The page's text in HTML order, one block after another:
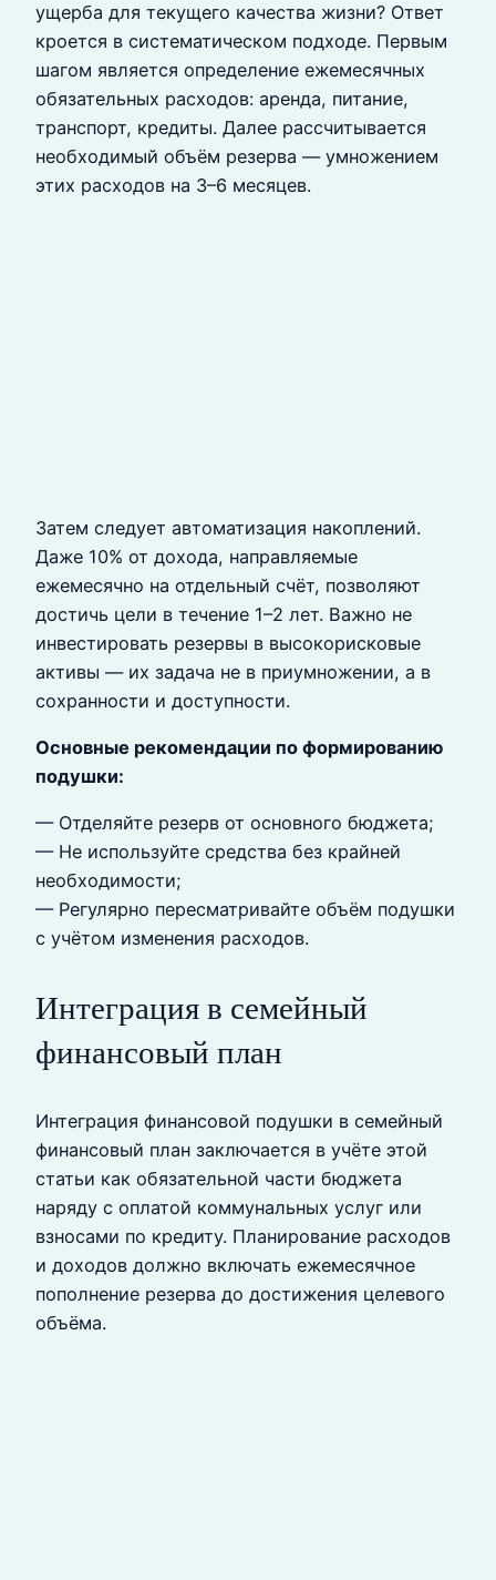
ущерба для текущего качества жизни? Ответ
кроется в систематическом подходе. Первым
шагом является определение ежемесячных
обязательных расходов: аренда, питание,
транспорт, кредиты. Далее рассчитывается
необходимый объём резерва — умножением
этих расходов на 3–6 месяцев.
Затем следует автоматизация накоплений.
Даже 10% от дохода, направляемые
ежемесячно на отдельный счёт, позволяют
достичь цели в течение 1–2 лет. Важно не
инвестировать резервы в высокорисковые
активы — их задача не в приумножении, а в
сохранности и доступности.
Основные рекомендации по формированию
подушки:
— Отделяйте резерв от основного бюджета;
— Не используйте средства без крайней
необходимости;
— Регулярно пересматривайте объём подушки
с учётом изменения расходов.
Интеграция в семейный
финансовый план
Интеграция финансовой подушки в семейный
финансовый план заключается в учёте этой
статьи как обязательной части бюджета
наряду с оплатой коммунальных услуг или
взносами по кредиту. Планирование расходов
и доходов должно включать ежемесячное
пополнение резерва до достижения целевого
объёма.